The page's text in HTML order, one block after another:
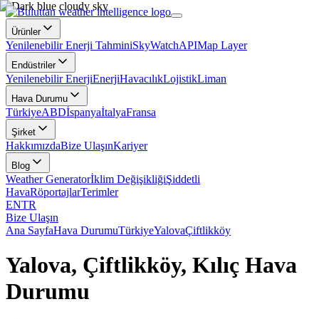
Ürünler
Yenilenebilir Enerji TahminiSkyWatchAPIMap Layer
Endüstriler
Yenilenebilir EnerjiEnerjiHavacılıkLojistikLiman
Hava Durumu
TürkiyeABDİspanyaİtalyaFransa
Şirket
HakkımızdaBize UlaşınKariyer
Blog
Weather Generatorİklim DeğişikliğiŞiddetli
HavaRöportajlarTerimler
ENTR
Bize Ulaşın
Ana SayfaHava DurumuTürkiyeYalovaÇiftlikköy
Yalova, Çiftlikköy, Kılıç Hava
Durumu